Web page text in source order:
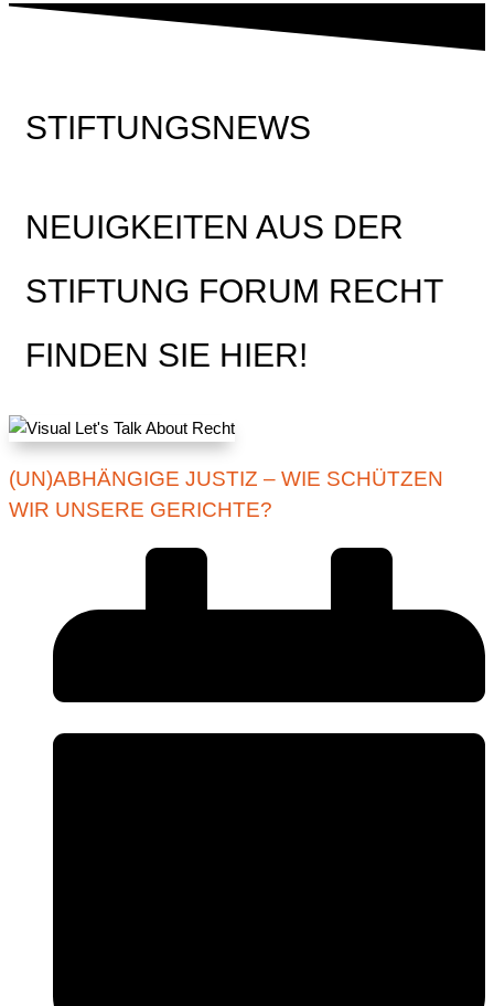
STIFTUNGSNEWS
NEUIGKEITEN AUS DER
STIFTUNG FORUM RECHT
FINDEN SIE HIER!
(UN)ABHÄNGIGE JUSTIZ – WIE SCHÜTZEN
WIR UNSERE GERICHTE?